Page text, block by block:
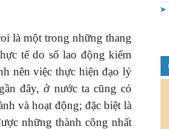
nước
là một trong những thang
tế do số lao động kiếm
nên việc thực hiện đạo lý
đây, ở nước ta cũng có
và hoạt động; đặc biệt là
những thành công nhất